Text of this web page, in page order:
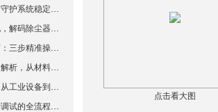
点击看大图
液压油滤芯精度等级：守护系统稳定与寿命的“微米标尺”
从材质革新到结构优化，解码除尘器滤芯性能跃升的核心逻辑
数控机床滤芯安装指南：三步精准操作，杜绝设备“亚健康”
不锈钢滤芯测试标准全解析，从材料性能到应用场景的严苛验证
润滑油滤芯精度分级：从工业设备到精密系统的过滤密码
主轴油泵滤芯从定位到调试的全流程解析